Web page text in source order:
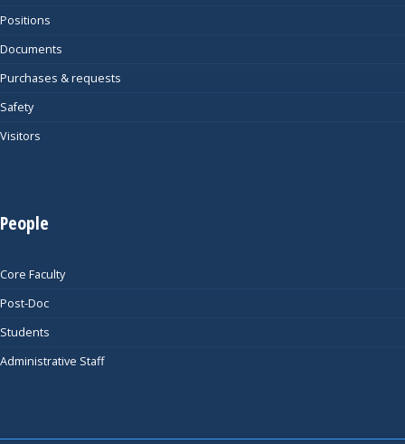
Positions
Documents
Purchases & requests
Safety
Visitors
People
Core Faculty
Post-Doc
Students
Administrative Staff